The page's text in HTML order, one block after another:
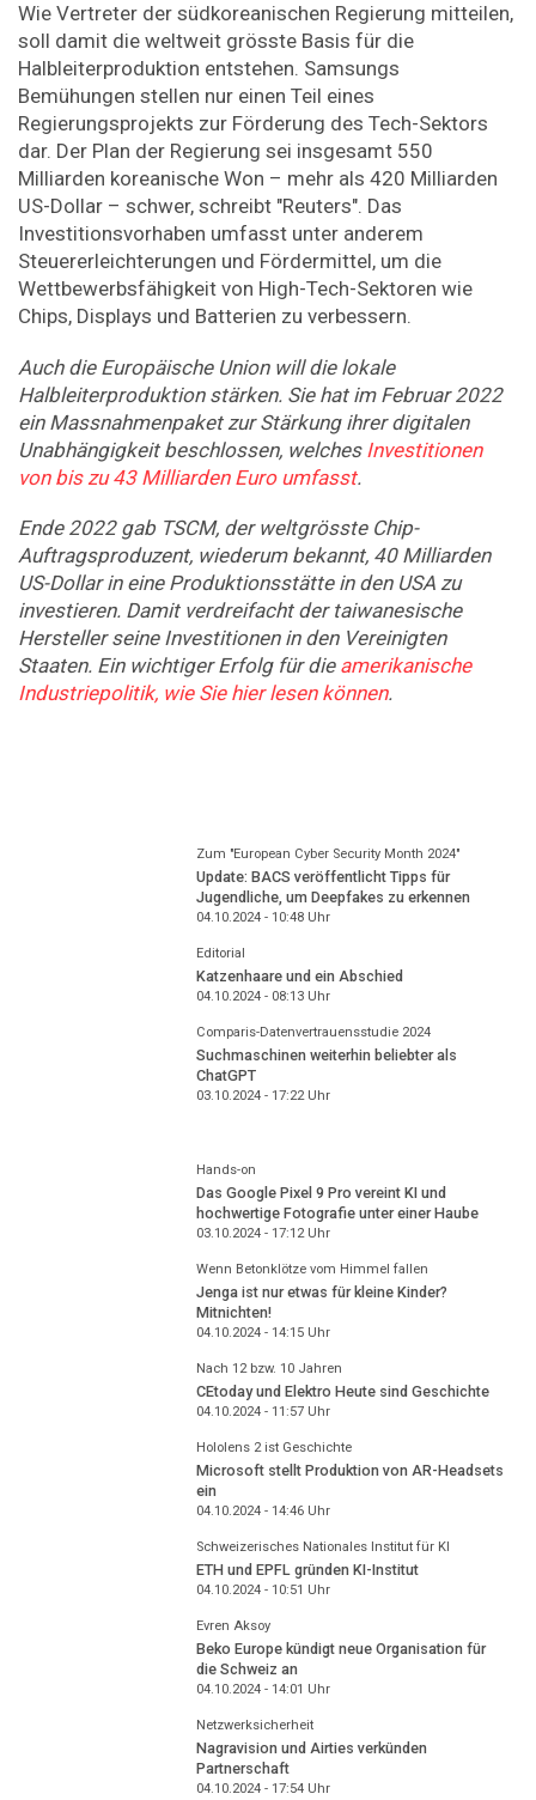
Wie Vertreter der südkoreanischen Regierung mitteilen,
soll damit die weltweit grösste Basis für die
Halbleiterproduktion entstehen. Samsungs
Bemühungen stellen nur einen Teil eines
Regierungsprojekts zur Förderung des Tech-Sektors
dar. Der Plan der Regierung sei insgesamt 550
Milliarden koreanische Won – mehr als 420 Milliarden
US-Dollar – schwer, schreibt "Reuters". Das
Investitionsvorhaben umfasst unter anderem
Steuererleichterungen und Fördermittel, um die
Wettbewerbsfähigkeit von High-Tech-Sektoren wie
Chips, Displays und Batterien zu verbessern.
Auch die Europäische Union will die lokale
Halbleiterproduktion stärken. Sie hat im Februar 2022
ein Massnahmenpaket zur Stärkung ihrer digitalen
Unabhängigkeit beschlossen, welches Investitionen
von bis zu 43 Milliarden Euro umfasst.
Ende 2022 gab TSCM, der weltgrösste Chip-
Auftragsproduzent, wiederum bekannt, 40 Milliarden
US-Dollar in eine Produktionsstätte in den USA zu
investieren. Damit verdreifacht der taiwanesische
Hersteller seine Investitionen in den Vereinigten
Staaten. Ein wichtiger Erfolg für die amerikanische
Industriepolitik, wie Sie hier lesen können.
Zum "European Cyber Security Month 2024"
Update: BACS veröffentlicht Tipps für
Jugendliche, um Deepfakes zu erkennen
04.10.2024 - 10:48Uhr
Editorial
Katzenhaare und ein Abschied
04.10.2024 - 08:13Uhr
Comparis-Datenvertrauensstudie 2024
Suchmaschinen weiterhin beliebter als
ChatGPT
03.10.2024 - 17:22Uhr
Hands-on
Das Google Pixel 9 Pro vereint KI und
hochwertige Fotografie unter einer Haube
03.10.2024 - 17:12Uhr
Wenn Betonklötze vom Himmel fallen
Jenga ist nur etwas für kleine Kinder?
Mitnichten!
04.10.2024 - 14:15Uhr
Nach 12 bzw. 10 Jahren
CEtoday und Elektro Heute sind Geschichte
04.10.2024 - 11:57Uhr
Hololens 2 ist Geschichte
Microsoft stellt Produktion von AR-Headsets
ein
04.10.2024 - 14:46Uhr
Schweizerisches Nationales Institut für KI
ETH und EPFL gründen KI-Institut
04.10.2024 - 10:51 Uhr
Evren Aksoy
Beko Europe kündigt neue Organisation für
die Schweiz an
04.10.2024 - 14:01 Uhr
Netzwerksicherheit
Nagravision und Airties verkünden
Partnerschaft
04.10.2024 - 17:54Uhr